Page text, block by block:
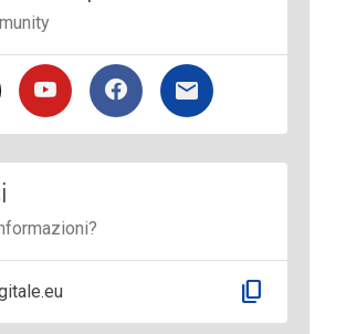
content_copy